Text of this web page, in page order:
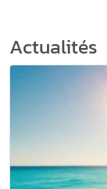
Actualités